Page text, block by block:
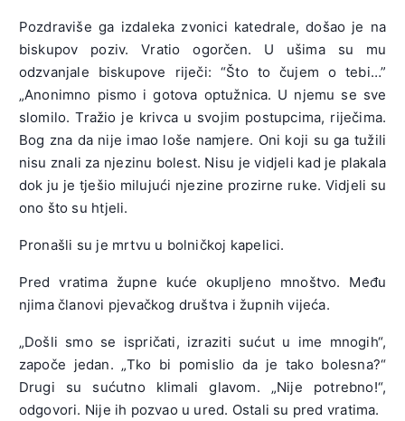
Pozdraviše ga izdaleka zvonici katedrale, došao je na
biskupov poziv. Vratio ogorčen. U ušima su mu
odzvanjale biskupove riječi: “Što to čujem o tebi…”
„Anonimno pismo i gotova optužnica. U njemu se sve
slomilo. Tražio je krivca u svojim postupcima, riječima.
Bog zna da nije imao loše namjere. Oni koji su ga tužili
nisu znali za njezinu bolest. Nisu je vidjeli kad je plakala
dok ju je tješio milujući njezine prozirne ruke. Vidjeli su
ono što su htjeli.
Pronašli su je mrtvu u bolničkoj kapelici.
Pred vratima župne kuće okupljeno mnoštvo. Među
njima članovi pjevačkog društva i župnih vijeća.
„Došli smo se ispričati, izraziti sućut u ime mnogih“,
započe jedan. „Tko bi pomislio da je tako bolesna?“
Drugi su sućutno klimali glavom. „Nije potrebno!“,
odgovori. Nije ih pozvao u ured. Ostali su pred vratima.